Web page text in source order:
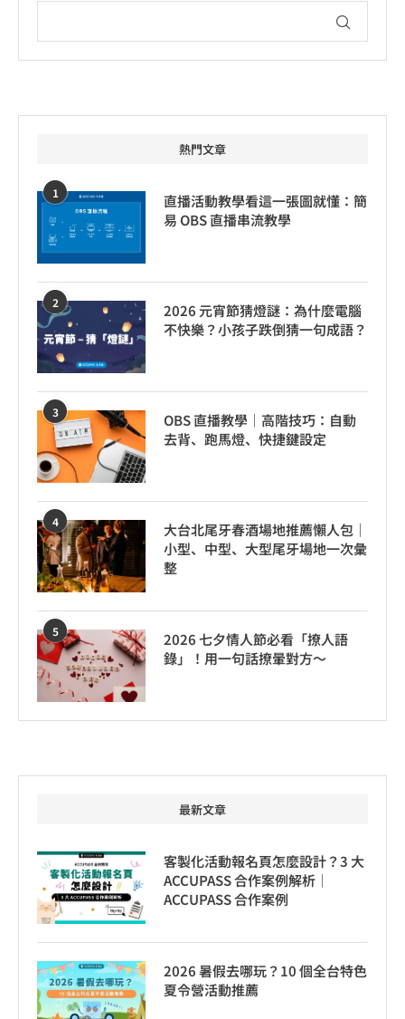
熱門文章
1
直播活動教學看這一張圖就懂：簡
易 OBS 直播串流教學
2
2026 元宵節猜燈謎：為什麼電腦
不快樂？小孩子跌倒猜一句成語？
3
OBS 直播教學｜高階技巧：自動
去背、跑馬燈、快捷鍵設定
4
大台北尾牙春酒場地推薦懶人包｜
小型、中型、大型尾牙場地一次彙
整
5
2026 七夕情人節必看「撩人語
錄」！用一句話撩暈對方～
最新文章
客製化活動報名頁怎麼設計？3 大
ACCUPASS 合作案例解析｜
ACCUPASS 合作案例
2026 暑假去哪玩？10 個全台特色
夏令營活動推薦